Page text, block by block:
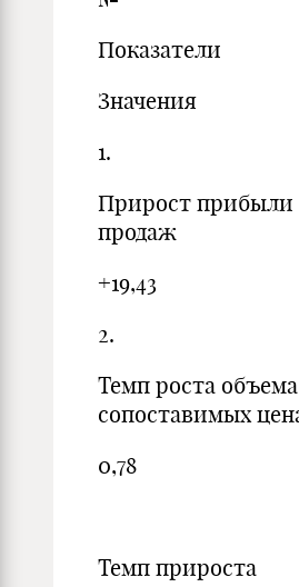
Показатели
Значения
1.
Прирост прибыли
продаж
+19,43
2.
Темп роста
сопоставимых
0,78
Темп прироста